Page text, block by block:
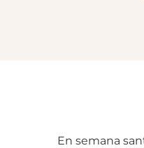
En semana